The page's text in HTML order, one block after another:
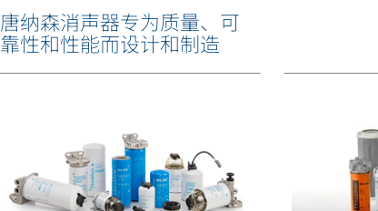
唐纳森消声器专为质量、可
靠性和性能而设计和制造